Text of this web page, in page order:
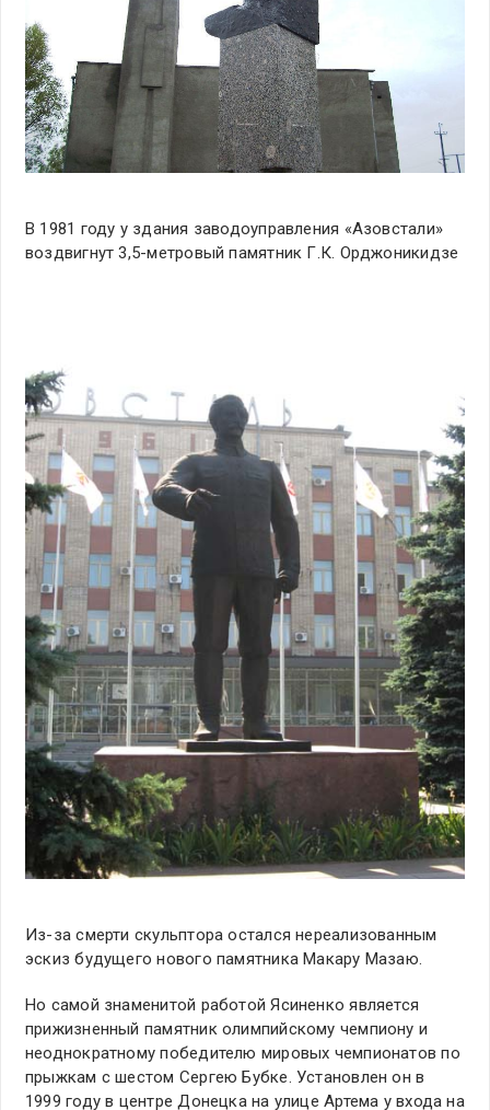
В 1981 году у здания заводоуправления «Азовстали»
воздвигнут 3,5-метровый памятник Г.К. Орджоникидзе
Из-за смерти скульптора остался нереализованным
эскиз будущего нового памятника Макару Мазаю.
Но самой знаменитой работой Ясиненко является
прижизненный памятник олимпийскому чемпиону и
неоднократному победителю мировых чемпионатов по
прыжкам с шестом Сергею Бубке. Установлен он в
1999 году в центре Донецка на улице Артема у входа на